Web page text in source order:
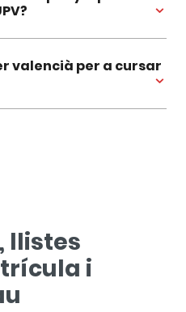
valencià per a cursar
llistes
i